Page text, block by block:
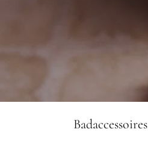
K
Badaccessoires